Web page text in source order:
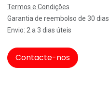
Termos e Condições
Garantia de reembolso de 30 dias
Envio: 2 a 3 dias úteis
Contacte-nos